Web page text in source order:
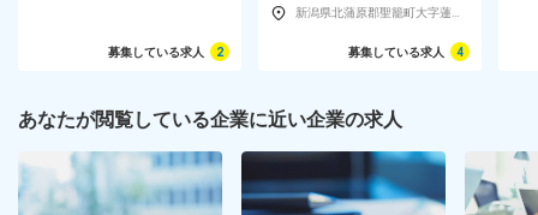
募集している求人 2 募集している求人 4
あなたが閲覧している企業に近い企業の求人